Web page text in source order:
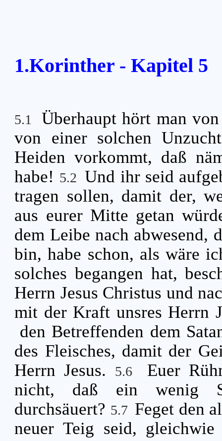
1.Korinther - Kapitel 5
5.1
Überhaupt hört man
von einer solchen
Heiden vorkommt, daß
habe! 5.2 Und ihr seid
tragen sollen, damit der,
aus eurer Mitte getan
dem Leibe nach abwesend,
bin, habe schon, als wäre
solches begangen hat,
Herrn Jesus Christus und
mit der Kraft unsres Herrn
den Betreffenden dem
des Fleisches, damit der
Herrn Jesus.
5.6
Euer
nicht, daß ein wenig
durchsäuert? 5.7 Feget den
neuer Teig seid,